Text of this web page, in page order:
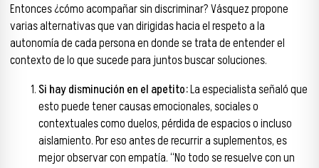
Entonces ¿cómo acompañar sin discriminar? Vásquez propone
varias alternativas que van dirigidas hacia el respeto a la
autonomía de cada persona en donde se trata de entender el
contexto de lo que sucede para juntos buscar soluciones.
Si hay disminución en el apetito:La especialista señaló que
esto puede tener causas emocionales, sociales o
contextuales como duelos, pérdida de espacios o incluso
aislamiento. Por eso antes de recurrir a suplementos, es
mejor observar con empatía. “No todo se resuelve con un